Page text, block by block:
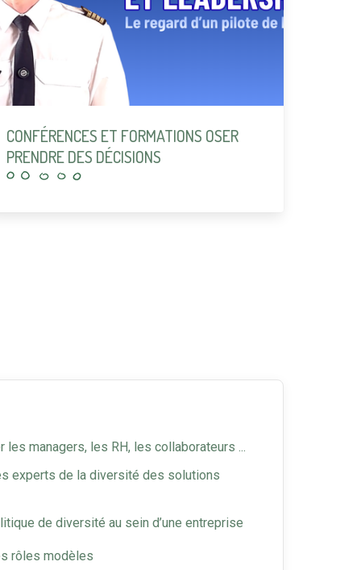
CONFÉRENCES ET FORMATIONS OSER
PRENDRE DES DÉCISIONS
managers, les RH, les collaborateurs ...
experts de la diversité des solutions
de diversité au sein d’une entreprise
rôles modèles